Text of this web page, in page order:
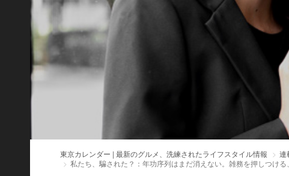
東京カレンダー | 最新のグルメ、洗練されたライフスタイル情報 連
私たち、騙された？：年功序列はまだ消えない。雑務を押しつけ